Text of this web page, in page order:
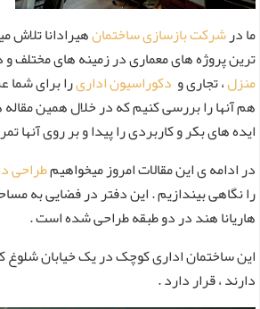
ما درشرکت بازسازی ساختمانهیرادانا تلاش
ترین پروژه های معماری در زمینه های مختلف
منزل، تجاری و دکوراسیون اداریرا برای شما
هم آنها را بررسی کنیم که در خلال همین مقاله
ایده های بکر و کاربردی را پیدا و بر روی آنها
در ادامه ی این مقالات امروز میخواهیمطراحی
هاریانا هند در دو طبقه طراحی شده است .
این ساختمان اداری کوچک در یک خیابان شلوغ
دارند ، قرار دارد .